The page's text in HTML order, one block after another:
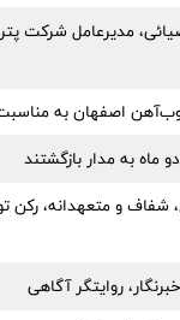
مدیرعامل شرکت
اصفهان به مناسبت
ماه به مدار بازگشتند
شفاف و متعهدانه، رکن
روایتگر آگاهی